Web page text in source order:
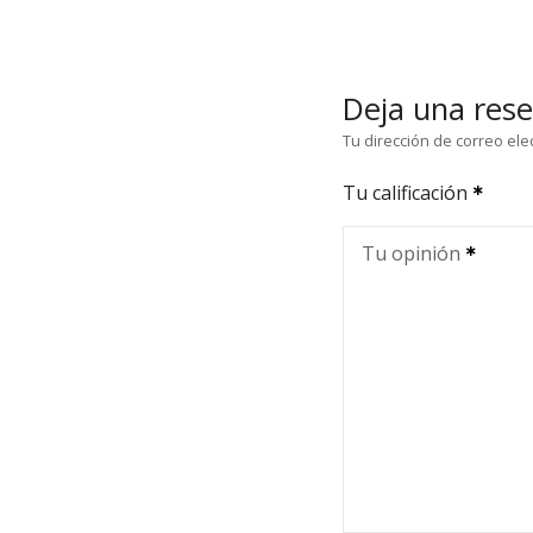
Deja una
Tu dirección de correo
Tu calificación
Tu opinión